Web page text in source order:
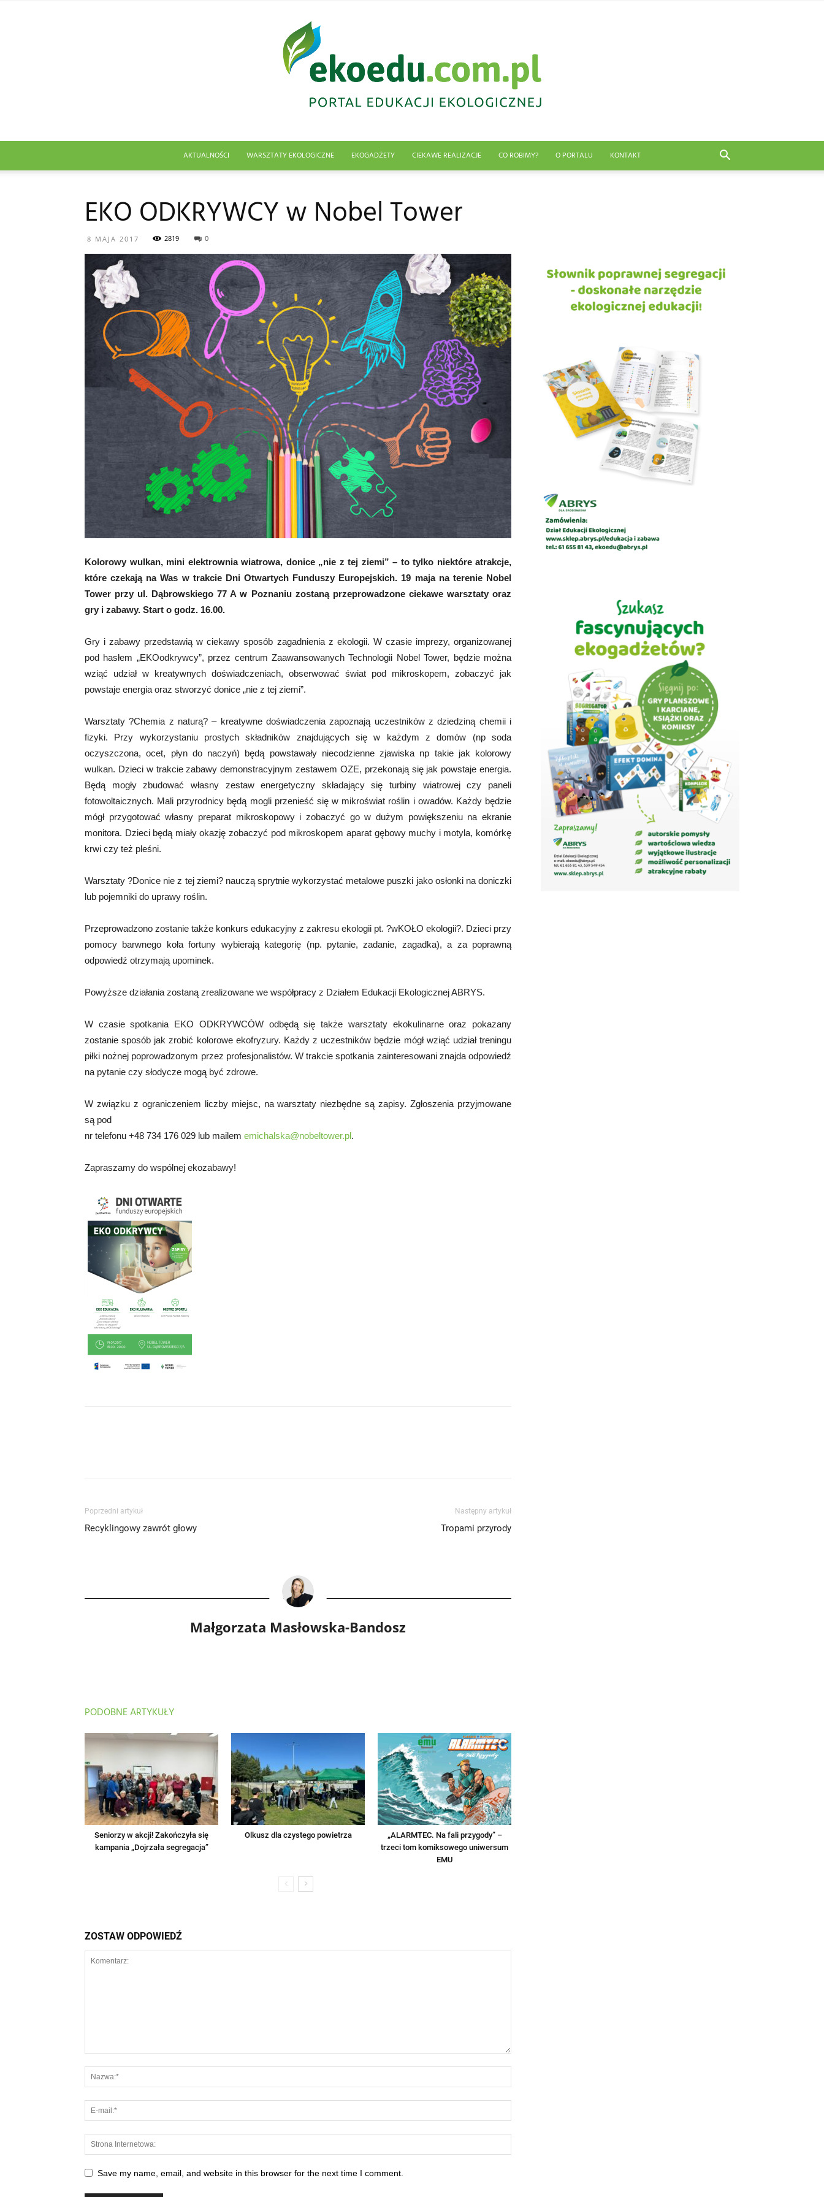
ekologiczna
Abrys
AKTUALNOŚCI WARSZTATY EKOLOGICZNE EKOGADŻETY CIEKAWE REALIZACJE CO ROBIMY? O PORTALU KONTAKT
EKO ODKRYWCY w Nobel Tower
8 MAJA 2017 2819 0
Kolorowy wulkan, mini elektrownia wiatrowa, donice „nie z tej ziemi” – to tylko niektóre atrakcje,
które czekają na Was w trakcie Dni Otwartych Funduszy Europejskich. 19 maja na terenie Nobel
Tower przy ul. Dąbrowskiego 77 A w Poznaniu zostaną przeprowadzone ciekawe warsztaty oraz
gry i zabawy. Start o godz. 16.00.
Gry i zabawy przedstawią w ciekawy sposób zagadnienia z ekologii. W czasie imprezy, organizowanej
pod hasłem „EKOodkrywcy”, przez centrum Zaawansowanych Technologii Nobel Tower, będzie można
wziąć udział w kreatywnych doświadczeniach, obserwować świat pod mikroskopem, zobaczyć jak
powstaje energia oraz stworzyć donice „nie z tej ziemi”.
Warsztaty ?Chemia z naturą? – kreatywne doświadczenia zapoznają uczestników z dziedziną chemii i
fizyki. Przy wykorzystaniu prostych składników znajdujących się w każdym z domów (np soda
oczyszczona, ocet, płyn do naczyń) będą powstawały niecodzienne zjawiska np takie jak kolorowy
wulkan. Dzieci w trakcie zabawy demonstracyjnym zestawem OZE, przekonają się jak powstaje energia.
Będą mogły zbudować własny zestaw energetyczny składający się turbiny wiatrowej czy paneli
fotowoltaicznych. Mali przyrodnicy będą mogli przenieść się w mikroświat roślin i owadów. Każdy będzie
mógł przygotować własny preparat mikroskopowy i zobaczyć go w dużym powiększeniu na ekranie
monitora. Dzieci będą miały okazję zobaczyć pod mikroskopem aparat gębowy muchy i motyla, komórkę
krwi czy też pleśni.
Warsztaty ?Donice nie z tej ziemi? nauczą sprytnie wykorzystać metalowe puszki jako osłonki na doniczki
lub pojemniki do uprawy roślin.
Przeprowadzono zostanie także konkurs edukacyjny z zakresu ekologii pt. ?wKOŁO ekologii?. Dzieci przy
pomocy barwnego koła fortuny wybierają kategorię (np. pytanie, zadanie, zagadka), a za poprawną
odpowiedź otrzymają upominek.
Powyższe działania zostaną zrealizowane we współpracy z Działem Edukacji Ekologicznej ABRYS.
W czasie spotkania EKO ODKRYWCÓW odbędą się także warsztaty ekokulinarne oraz pokazany
zostanie sposób jak zrobić kolorowe ekofryzury. Każdy z uczestników będzie mógł wziąć udział treningu
piłki nożnej poprowadzonym przez profesjonalistów. W trakcie spotkania zainteresowani znajda odpowiedź
na pytanie czy słodycze mogą być zdrowe.
W związku z ograniczeniem liczby miejsc, na warsztaty niezbędne są zapisy. Zgłoszenia przyjmowane
są pod
nr telefonu +48 734 176 029 lub mailem emichalska@nobeltower.pl.
Zapraszamy do wspólnej ekozabawy!
Poprzedni artykuł
Recyklingowy zawrót głowy
Następny artykuł
Tropami przyrody
Małgorzata Masłowska-Bandosz
PODOBNE ARTYKUŁY
Seniorzy w akcji! Zakończyła się
kampania „Dojrzała segregacja”
Olkusz dla czystego powietrza
„ALARMTEC. Na fali przygody” –
trzeci tom komiksowego uniwersum
EMU
ZOSTAW ODPOWIEDŹ
Save my name, email, and website in this browser for the next time I comment.